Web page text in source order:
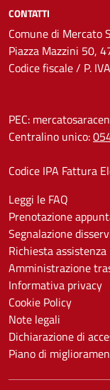
CONTATTI
Comune di Mercato
Piazza Mazzini 50,
Codice fiscale / P.
PEC:
Centralino unico:
Codice IPA Fattura
Leggi le FAQ
Prenotazione
Segnalazione
Richiesta assistenza
Amministrazione
Informativa privacy
Cookie Policy
Note legali
Dichiarazione di
Piano di